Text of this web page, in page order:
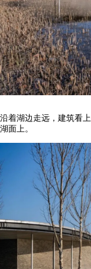
沿着湖边走远，建筑看
湖面上。